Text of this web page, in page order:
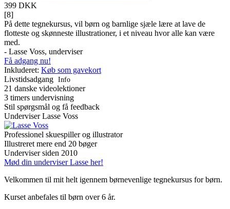
399 DKK
[8]
På dette tegnekursus, vil børn og barnlige sjæle lære at lave de
flotteste og skønneste illustrationer, i et niveau hvor alle kan være
med.
- Lasse Voss, underviser
Få adgang nu!
Inkluderet: Køb som gavekort
Livstidsadgang Info
21 danske videolektioner
3 timers undervisning
Stil spørgsmål og få feedback
Underviser Lasse Voss
Professionel skuespiller og illustrator
Illustreret mere end 20 bøger
Underviser siden 2010
Mød din underviser Lasse her!
Velkommen til mit helt igennem børnevenlige tegnekursus for børn.
Kurset anbefales til børn over 6 år.